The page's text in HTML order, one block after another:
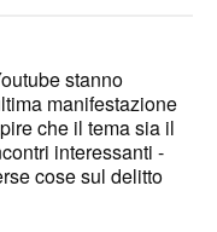
stanno
manifestazione
che il tema sia il
interessanti -
cose sul delitto